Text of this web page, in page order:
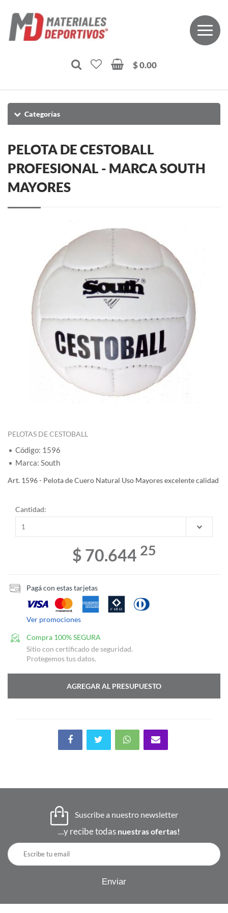
$ 0.00
Categorías
PELOTA DE CESTOBALL
PROFESIONAL - MARCA SOUTH
MAYORES
PELOTAS DE CESTOBALL
Código: 1596
Marca: South
Art. 1596 - Pelota de Cuero Natural Uso Mayores excelente calidad
Cantidad:
$ 70.644 25
Pagá con estas tarjetas
Ver promociones
Compra 100% SEGURA
Sitio con certificado de seguridad.
Protegemos tus datos.
AGREGAR AL PRESUPUESTO
Suscribe a nuestro newsletter
...y recibe todas nuestras ofertas!